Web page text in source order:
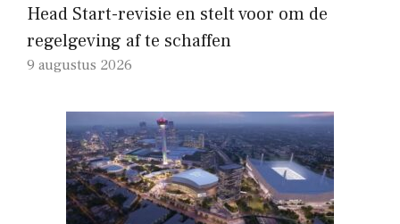
Head Start-revisie en stelt voor om de
regelgeving af te schaffen
9 augustus 2026